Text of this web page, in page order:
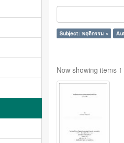
Subject: พฤติกรรม ×
Now showing items